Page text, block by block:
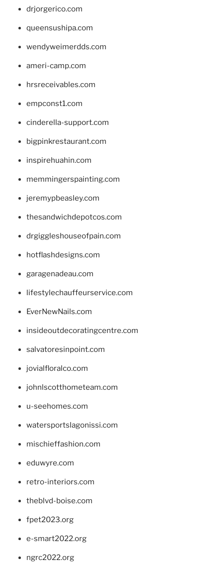
drjorgerico.com
queensushipa.com
wendyweimerdds.com
ameri-camp.com
hrsreceivables.com
empconst1.com
cinderella-support.com
bigpinkrestaurant.com
inspirehuahin.com
memmingerspainting.com
jeremypbeasley.com
thesandwichdepotcos.com
drgiggleshouseofpain.com
hotflashdesigns.com
garagenadeau.com
lifestylechauffeurservice.com
EverNewNails.com
insideoutdecoratingcentre.com
salvatoresinpoint.com
jovialfloralco.com
johnlscotthometeam.com
u-seehomes.com
watersportslagonissi.com
mischieffashion.com
eduwyre.com
retro-interiors.com
theblvd-boise.com
fpet2023.org
e-smart2022.org
ngrc2022.org